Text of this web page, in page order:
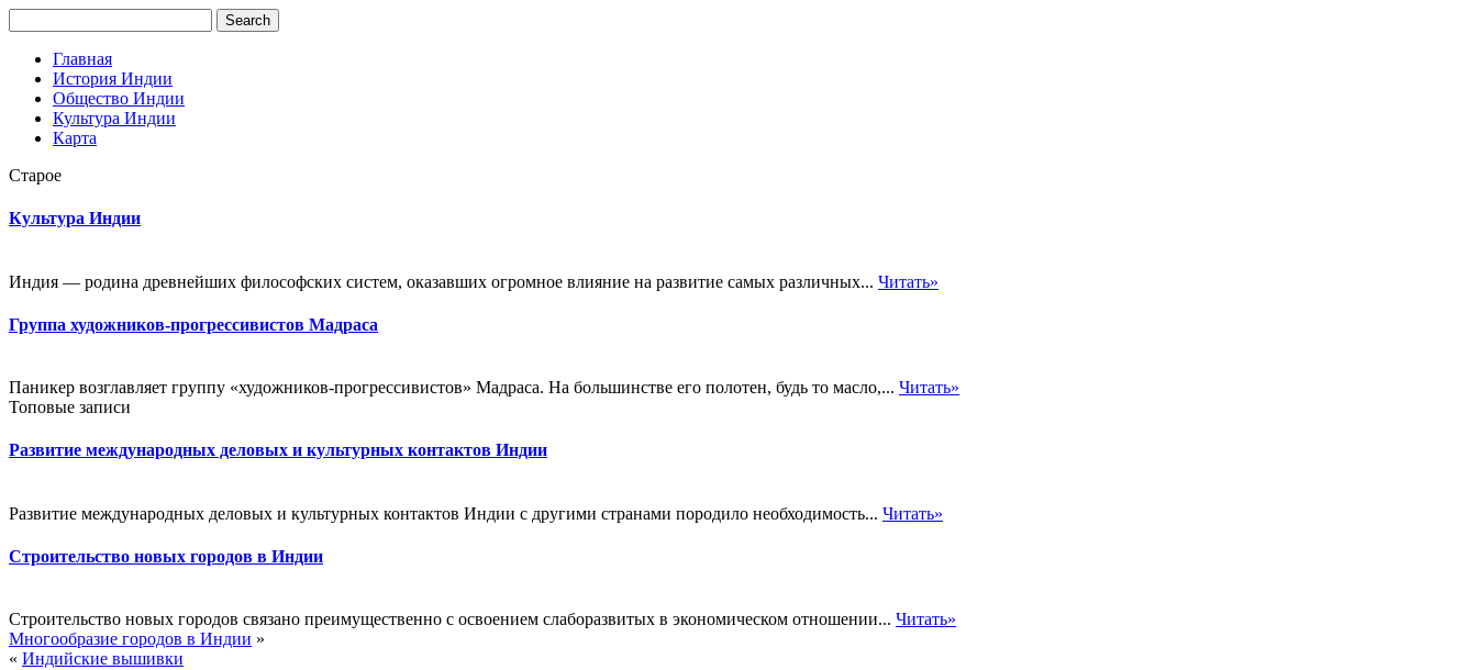
Главная
История Индии
Общество Индии
Культура Индии
Карта
Старое
Культура Индии
Индия — родина древнейших философских систем, оказавших огромное влияние на развитие самых различных... Читать»
Группа художников-прогрессивистов Мадраса
Паникер возглавляет группу «художников-прогрессивистов» Мадраса. На большинстве его полотен, будь то масло,... Читать»
Топовые записи
Развитие международных деловых и культурных контактов Индии
Развитие международных деловых и культурных контактов Индии с другими странами породило необходимость... Читать»
Строительство новых городов в Индии
Строительство новых городов связано преимущественно с освоением слаборазвитых в экономическом отношении... Читать»
Многообразие городов в Индии »
« Индийские вышивки